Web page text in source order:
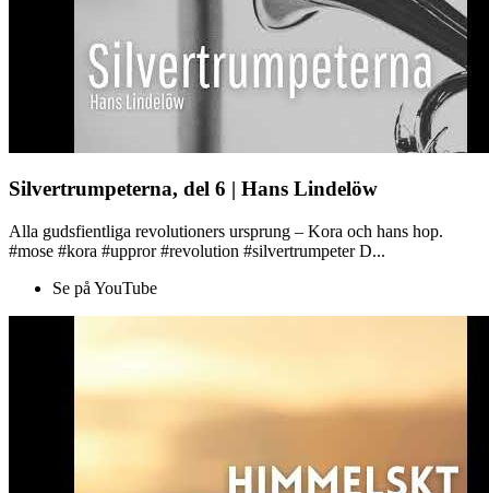
Silvertrumpeterna, del 6 | Hans Lindelöw
Alla gudsfientliga revolutioners ursprung – Kora och hans hop.
#mose #kora #uppror #revolution #silvertrumpeter D...
Se på YouTube